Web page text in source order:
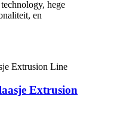
hege
en
Extrusion